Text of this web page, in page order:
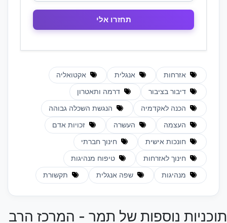
אזרחות אנגלית אקטואליה
דיבור בציבור דרמה ותאטרון
הכנה לאקדמיה הנגשת השכלה גבוהה
העצמה העשרה זכויות אדם
חונכות אישית חינוך חברתי
חינוך לאזרחות טיפוח מנהיגות
מנהיגות שפה אנגלית תקשורת
תוכניות נוספות של תמר - המרכז הרב